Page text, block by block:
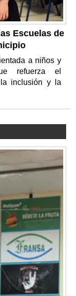
Escuelas de
a niños y
refuerza el
la inclusión y la